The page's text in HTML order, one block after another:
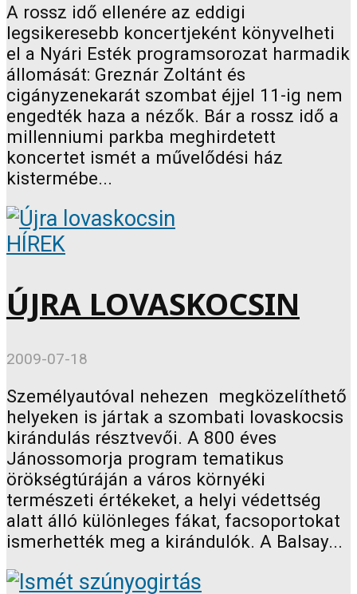
A rossz idő ellenére az eddigi
legsikeresebb koncertjeként könyvelheti
el a Nyári Esték programsorozat harmadik
állomását: Greznár Zoltánt és
cigányzenekarát szombat éjjel 11-ig nem
engedték haza a nézők. Bár a rossz idő a
millenniumi parkba meghirdetett
koncertet ismét a művelődési ház
kistermébe...
HÍREK
ÚJRA LOVASKOCSIN
2009-07-18
Személyautóval nehezen megközelíthető
helyeken is jártak a szombati lovaskocsis
kirándulás résztvevői. A 800 éves
Jánossomorja program tematikus
örökségtúráján a város környéki
természeti értékeket, a helyi védettség
alatt álló különleges fákat, facsoportokat
ismerhették meg a kirándulók. A Balsay...